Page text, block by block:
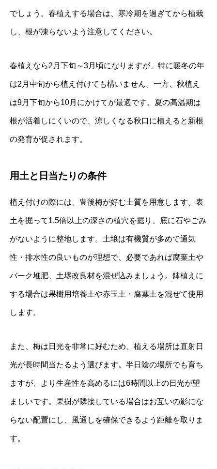
でしょう。春植えする場合は、寒冷期を過ぎてから植栽
し、根が凍らないよう注意してください。
春植えなら2月下旬～3月頃になりますが、特に暖冬の年
は2月中旬から植え付けても構いません。一方、秋植え
は9月下旬から10月にかけてが最適です。夏の高温期は
根が活着しにくいので、涼しくなる秋口に植えると新根
の発育が促されます。
用土と日当たりの条件
植え付けの際には、豊後梅が好む土質を用意します。表
土を掘って1.5倍以上の深さの植穴を掘り、底に石やごみ
がないように整地します。土壌は有機質が多めで通気
性・排水性の良いものが理想で、必要であれば腐葉土や
バーク堆肥、土壌改良材を混ぜ込みましょう。鉢植えに
する場合は果樹用培養土や赤玉土・腐葉土を混ぜて使用
します。
また、梅は日光を非常に好むため、植える場所は直射日
光が長時間当たるよう選びます。半日陰の場所でも育ち
ますが、より生産性を高めるには6時間以上の日光が望
ましいです。果樹が隣接している場合はお互いの影にな
らない配置にし、風通しを確保できるよう距離を取りま
す。